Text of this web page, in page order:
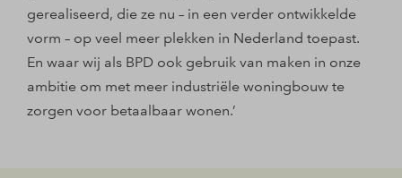
gerealiseerd, die ze nu – in een verder ontwikkelde
vorm – op veel meer plekken in Nederland toepast.
En waar wij als BPD ook gebruik van maken in onze
ambitie om met meer industriële woningbouw te
zorgen voor betaalbaar wonen.’